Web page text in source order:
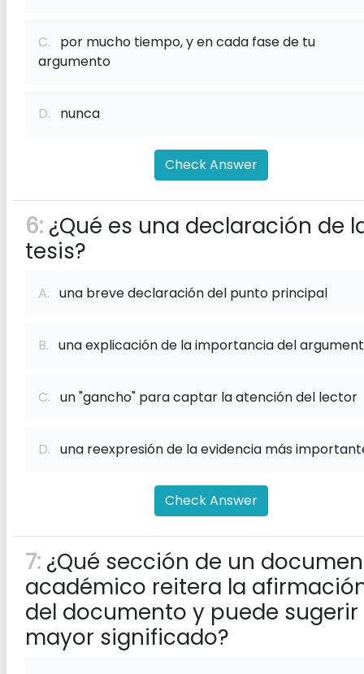
C. por mucho tiempo, y en cada fase de tu
argumento
D. nunca
Check Answer
6: ¿Qué es una declaración de
tesis?
A. una breve declaración del punto principal
B. una explicación de la importancia del
C. un "gancho" para captar la atención del lector
D. una reexpresión de la evidencia más
Check Answer
7: ¿Qué sección de un
académico reitera la
del documento y puede sugerir
mayor significado?